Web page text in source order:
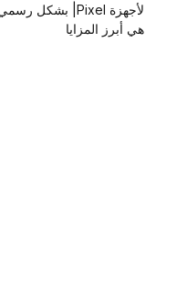
هي أبرز المزايا